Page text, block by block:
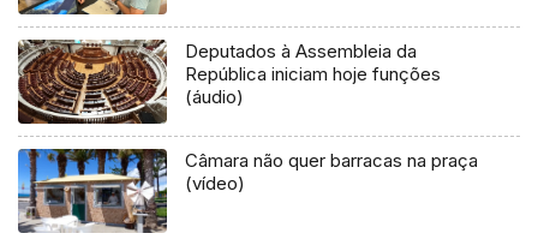
Deputados à Assembleia da
República iniciam hoje funções
(áudio)
Câmara não quer barracas na praça
(vídeo)